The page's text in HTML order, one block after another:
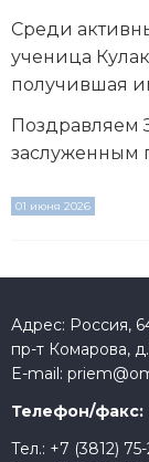
Среди
ученица
получившая
Поздравляем
заслуженным
01 июня 2026
Адрес: Россия,
пр-т Комарова,
E-mail:
Телефон/факс:
Тел.: +7 (3812)